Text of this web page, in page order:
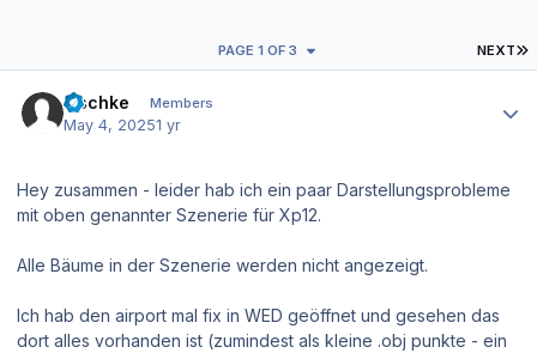
NEXT
PAGE 1 OF 3
zischke Members
May 4, 20251 yr
Hey zusammen - leider hab ich ein paar Darstellungsprobleme
mit oben genannter Szenerie für Xp12.
Alle Bäume in der Szenerie werden nicht angezeigt.
Ich hab den airport mal fix in WED geöffnet und gesehen das
dort alles vorhanden ist (zumindest als kleine .obj punkte - ein